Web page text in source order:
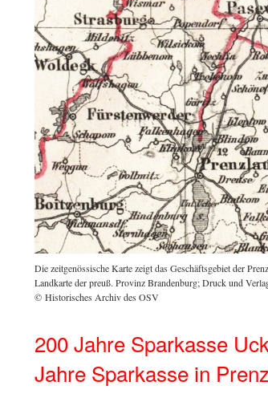
Die zeitgenössische Karte zeigt das Geschäftsgebiet der
Landkarte der preuß. Provinz Brandenburg; Druck und
© Historisches Archiv des OSV
200 Jahre Sparkasse
Jahre Sparkasse in